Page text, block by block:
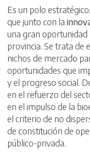
Es un polo
que junto con la
una gran
provincia. Se trata de
nichos de mercado
oportunidades que
y el progreso social.
en el refuerzo del
en el impulso de la
el criterio de no
de constitución de
público-privada.